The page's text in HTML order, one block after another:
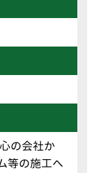
の会社か
等の施工へ